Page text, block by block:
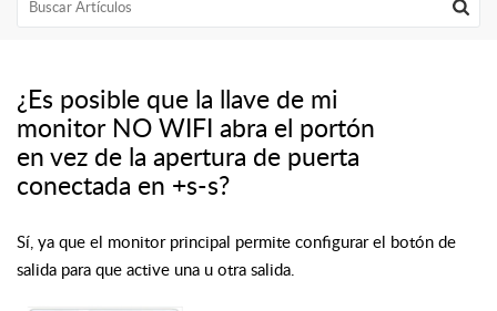
¿Es posible que la llave de mi
monitor NO WIFI abra el portón
en vez de la apertura de puerta
conectada en +s-s?
Sí, ya que el monitor principal permite configurar el botón de
salida para que active una u otra salida.